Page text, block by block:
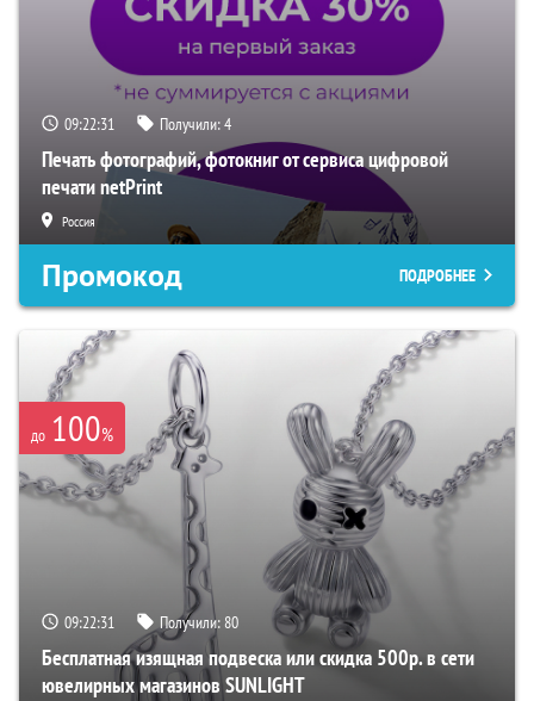
09:22:30 Получили:4
Печать фотографий, фотокниг от сервиса цифровой
печати netPrint
Россия
Промокод ПОДРОБНЕЕ
до 100%
09:22:30 Получили:80
Бесплатная изящная подвеска или скидка 500р. в сети
ювелирных магазинов SUNLIGHT